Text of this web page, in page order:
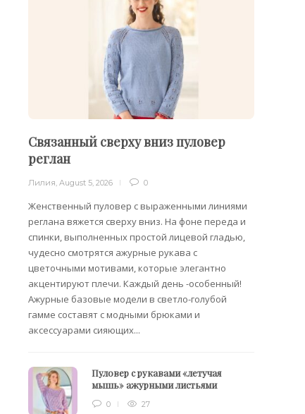
Связанный сверху вниз пуловер
реглан
Лилия ,August 5, 2026 0
Женственный пуловер с выраженными линиями
реглана вяжется сверху вниз. На фоне переда и
спинки, выполненных простой лицевой гладью,
чудесно смотрятся ажурные рукава с
цветочными мотивами, которые элегантно
акцентируют плечи. Каждый день -особенный!
Ажурные базовые модели в светло-голубой
гамме составят с модными брюками и
аксессуарами сияющих...
Пуловер с рукавами «летучая
мышь» ажурными листьями
0 27